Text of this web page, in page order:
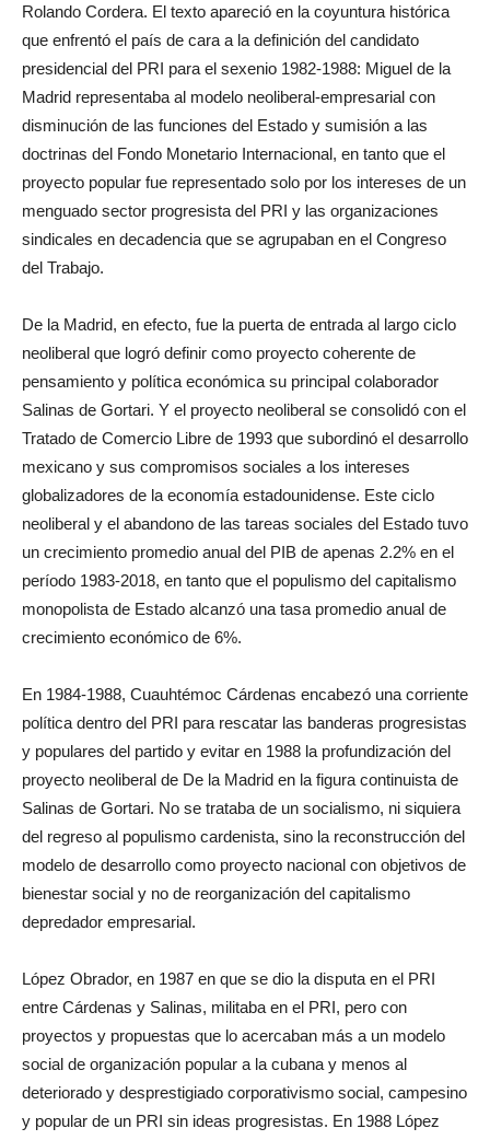
Rolando Cordera. El texto apareció en la coyuntura histórica
que enfrentó el país de cara a la definición del candidato
presidencial del PRI para el sexenio 1982-1988: Miguel de la
Madrid representaba al modelo neoliberal-empresarial con
disminución de las funciones del Estado y sumisión a las
doctrinas del Fondo Monetario Internacional, en tanto que el
proyecto popular fue representado solo por los intereses de un
menguado sector progresista del PRI y las organizaciones
sindicales en decadencia que se agrupaban en el Congreso
del Trabajo.
De la Madrid, en efecto, fue la puerta de entrada al largo ciclo
neoliberal que logró definir como proyecto coherente de
pensamiento y política económica su principal colaborador
Salinas de Gortari. Y el proyecto neoliberal se consolidó con el
Tratado de Comercio Libre de 1993 que subordinó el desarrollo
mexicano y sus compromisos sociales a los intereses
globalizadores de la economía estadounidense. Este ciclo
neoliberal y el abandono de las tareas sociales del Estado tuvo
un crecimiento promedio anual del PIB de apenas 2.2% en el
período 1983-2018, en tanto que el populismo del capitalismo
monopolista de Estado alcanzó una tasa promedio anual de
crecimiento económico de 6%.
En 1984-1988, Cuauhtémoc Cárdenas encabezó una corriente
política dentro del PRI para rescatar las banderas progresistas
y populares del partido y evitar en 1988 la profundización del
proyecto neoliberal de De la Madrid en la figura continuista de
Salinas de Gortari. No se trataba de un socialismo, ni siquiera
del regreso al populismo cardenista, sino la reconstrucción del
modelo de desarrollo como proyecto nacional con objetivos de
bienestar social y no de reorganización del capitalismo
depredador empresarial.
López Obrador, en 1987 en que se dio la disputa en el PRI
entre Cárdenas y Salinas, militaba en el PRI, pero con
proyectos y propuestas que lo acercaban más a un modelo
social de organización popular a la cubana y menos al
deteriorado y desprestigiado corporativismo social, campesino
y popular de un PRI sin ideas progresistas. En 1988 López